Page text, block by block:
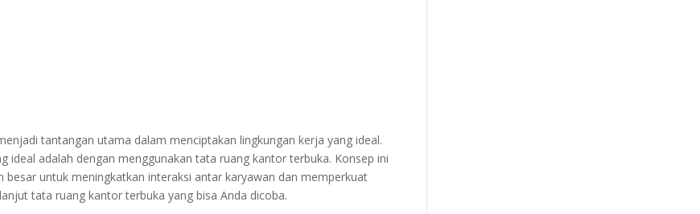
tantangan utama dalam menciptakan lingkungan kerja yang ideal.
ideal adalah dengan menggunakan tata ruang kantor terbuka. Konsep ini
besar untuk meningkatkan interaksi antar karyawan dan memperkuat
tata ruang kantor terbuka yang bisa Anda dicoba.